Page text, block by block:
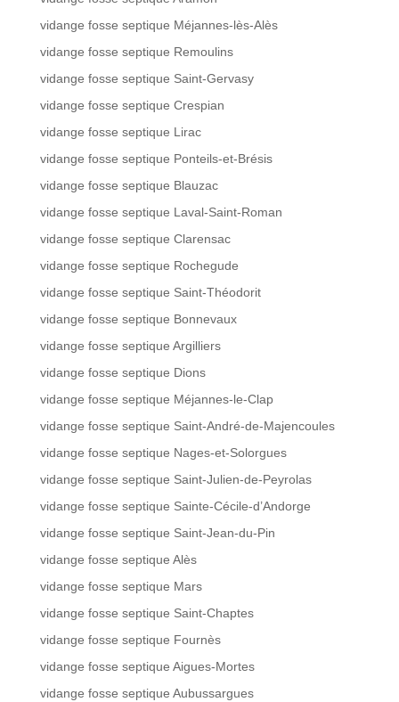
vidange fosse septique Méjannes-lès-Alès
vidange fosse septique Remoulins
vidange fosse septique Saint-Gervasy
vidange fosse septique Crespian
vidange fosse septique Lirac
vidange fosse septique Ponteils-et-Brésis
vidange fosse septique Blauzac
vidange fosse septique Laval-Saint-Roman
vidange fosse septique Clarensac
vidange fosse septique Rochegude
vidange fosse septique Saint-Théodorit
vidange fosse septique Bonnevaux
vidange fosse septique Argilliers
vidange fosse septique Dions
vidange fosse septique Méjannes-le-Clap
vidange fosse septique Saint-André-de-Majencoules
vidange fosse septique Nages-et-Solorgues
vidange fosse septique Saint-Julien-de-Peyrolas
vidange fosse septique Sainte-Cécile-d’Andorge
vidange fosse septique Saint-Jean-du-Pin
vidange fosse septique Alès
vidange fosse septique Mars
vidange fosse septique Saint-Chaptes
vidange fosse septique Fournès
vidange fosse septique Aigues-Mortes
vidange fosse septique Aubussargues